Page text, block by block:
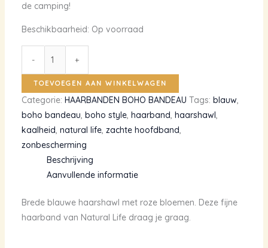
de camping!
Beschikbaarheid: Op voorraad
-
haarshawl
met
roze
bloemen
aantal
+
TOEVOEGEN AAN WINKELWAGEN
Categorie: HAARBANDEN BOHO BANDEAU Tags: blauw,
boho bandeau, boho style, haarband, haarshawl,
kaalheid, natural life, zachte hoofdband,
zonbescherming
Beschrijving
Aanvullende informatie
Brede blauwe haarshawl met roze bloemen. Deze fijne
haarband van Natural Life draag je graag.